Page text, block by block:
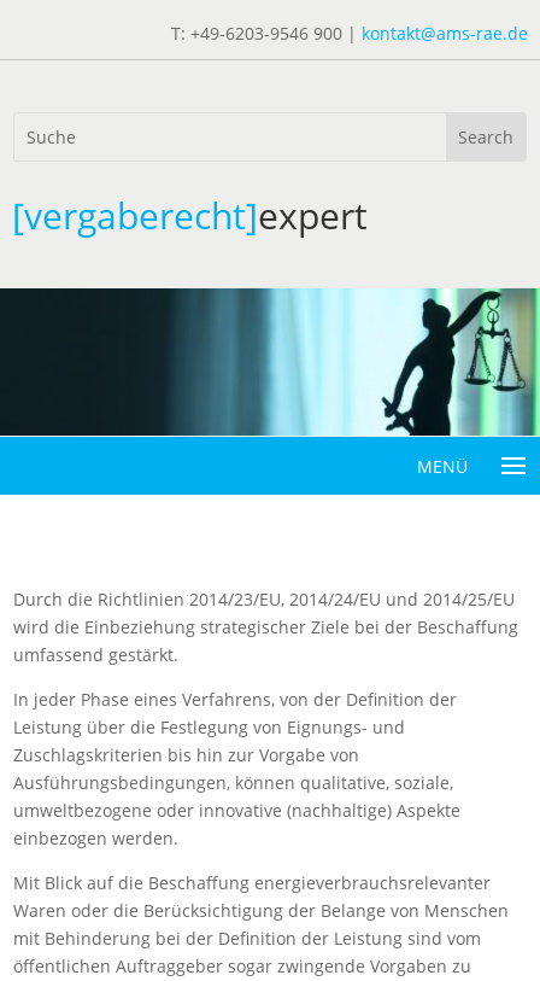
T: +49-6203-9546 900 | kontakt@ams-rae.de
[vergaberecht]expert
Durch die Richtlinien 2014/23/EU, 2014/24/EU und 2014/25/EU
wird die Einbeziehung strategischer Ziele bei der Beschaffung
umfassend gestärkt.
In jeder Phase eines Verfahrens, von der Definition der
Leistung über die Festlegung von Eignungs- und
Zuschlagskriterien bis hin zur Vorgabe von
Ausführungsbedingungen, können qualitative, soziale,
umweltbezogene oder innovative (nachhaltige) Aspekte
einbezogen werden.
Mit Blick auf die Beschaffung energieverbrauchsrelevanter
Waren oder die Berücksichtigung der Belange von Menschen
mit Behinderung bei der Definition der Leistung sind vom
öffentlichen Auftraggeber sogar zwingende Vorgaben zu